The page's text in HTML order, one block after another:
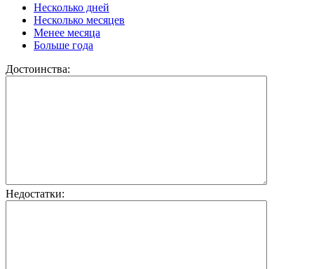
Несколько дней
Несколько месяцев
Менее месяца
Больше года
Достоинства:
Недостатки: